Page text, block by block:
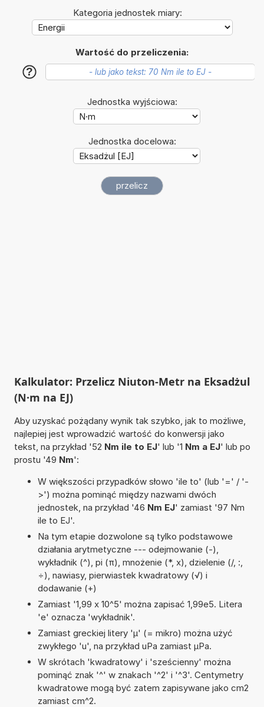
Kategoria jednostek miary:
Wartość do przeliczenia:
?
Jednostka wyjściowa:
Jednostka docelowa:
Kalkulator: Przelicz Niuton-Metr na Eksadżul
(N·m na EJ)
Aby uzyskać pożądany wynik tak szybko, jak to możliwe,
najlepiej jest wprowadzić wartość do konwersji jako
tekst, na przykład '52 Nm ile to EJ' lub '1 Nm a EJ' lub po
prostu '49 Nm':
W większości przypadków słowo 'ile to' (lub '=' / '-
>') można pominąć między nazwami dwóch
jednostek, na przykład '46 Nm EJ' zamiast '97 Nm
ile to EJ'.
Na tym etapie dozwolone są tylko podstawowe
działania arytmetyczne --- odejmowanie (-),
wykładnik (^), pi (π), mnożenie (*, x), dzielenie (/, :,
÷), nawiasy, pierwiastek kwadratowy (√) i
dodawanie (+)
Zamiast '1,99 x 10^5' można zapisać 1,99e5. Litera
'e' oznacza 'wykładnik'.
Zamiast greckiej litery 'µ' (= mikro) można użyć
zwykłego 'u', na przykład uPa zamiast µPa.
W skrótach 'kwadratowy' i 'sześcienny' można
pominąć znak '^' w znakach '^2' i '^3'. Centymetry
kwadratowe mogą być zatem zapisywane jako cm2
zamiast cm^2.